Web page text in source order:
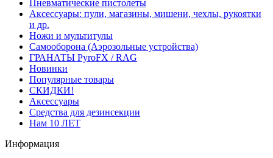
Пневматические пистолеты
Аксессуары: пули, магазины, мишени, чехлы, рукоятки
и др.
Ножи и мультитулы
Самооборона (Аэрозольные устройства)
ГРАНАТЫ PyroFX / RAG
Новинки
Популярные товары
СКИДКИ!
Аксессуары
Средства для дезинсекции
Нам 10 ЛЕТ
Информация